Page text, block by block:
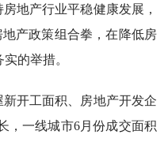
地产行业平稳健康发展，
产政策组合拳，在降低房
的举措。
开工面积、房地产开发企
，一线城市6月份成交面积